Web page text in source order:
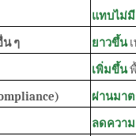
แทบไม่มี
น ๆ ยาวขึ้น
เพิ่มขึ้น
ผ่านมา
ลดควา